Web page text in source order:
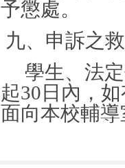
予懲處。
九、申訴之
學生、法
起30 日內，
面向本校輔